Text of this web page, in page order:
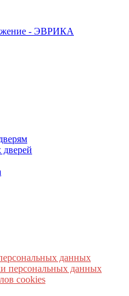
- ЭВРИКА
данных
персональных данных
cookies